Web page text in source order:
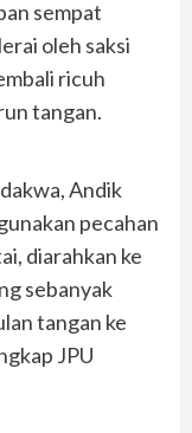
sempat
oleh saksi
ricuh
tangan.
Andik
pecahan
diarahkan ke
sebanyak
tangan ke
JPU